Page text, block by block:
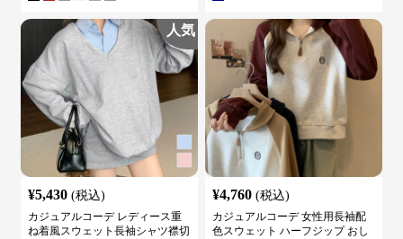
人気
¥5,430 (税込)
カジュアルコーデ レディース重
ね着風スウェット長袖シャツ襟切
¥4,760 (税込)
カジュアルコーデ 女性用長袖配
色スウェット ハーフジップ おし